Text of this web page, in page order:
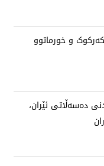
و خورماتوو
دەسەڵاتی ئێران،